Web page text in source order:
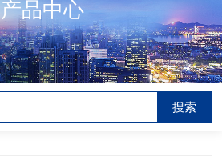
产品中心